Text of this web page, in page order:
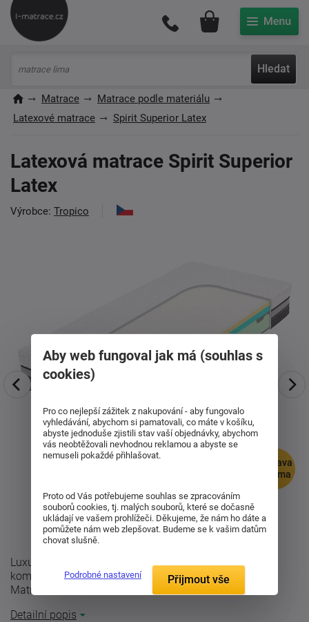
Hledat
Můj účet
Matrace
Matrace podle materiálu
Latexové matrace
Spirit Superior Latex
Latexová matrace Spirit Superior
Latex
Výrobce: Tropico
doprava
zdarma
Luxusní ortopedická matrace Spirit Superior latex v
kombinaci visco pěny a latexu s volitelnou výškou.
Matrace se skládá z: 3cm vrstva ...
Detailní popis
Aby web fungoval jak má (souhlas s
cookies)
Pro co nejlepší zážitek z nakupování - aby fungovalo
vyhledávání, abychom si pamatovali, co máte v košíku,
abyste jednoduše zjistili stav vaší objednávky, abychom
vás neobtěžovali nevhodnou reklamou a abyste se
nemuseli pokaždé přihlašovat.
Proto od Vás potřebujeme souhlas se zpracováním
souborů cookies, tj. malých souborů, které se dočasně
ukládají ve vašem prohlížeči. Děkujeme, že nám ho dáte a
pomůžete nám web zlepšovat. Budeme se k vašim datům
chovat slušně.
Podrobné nastavení Přijmout vše